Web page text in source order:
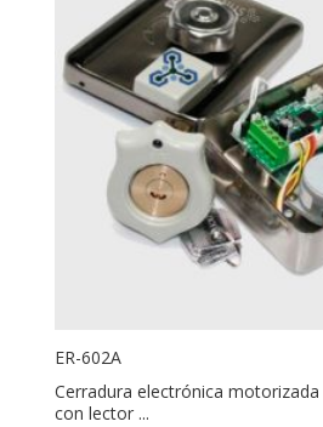
ER-602A
Cerradura electrónica
con lector ...